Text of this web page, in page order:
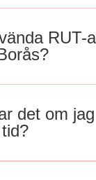
RUT-
det om